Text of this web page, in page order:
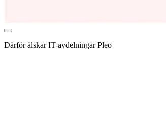
Därför älskar IT-avdelningar Pleo